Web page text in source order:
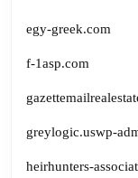
egy-greek.com
f-1asp.com
greylogic.uswp-
heirhunters-